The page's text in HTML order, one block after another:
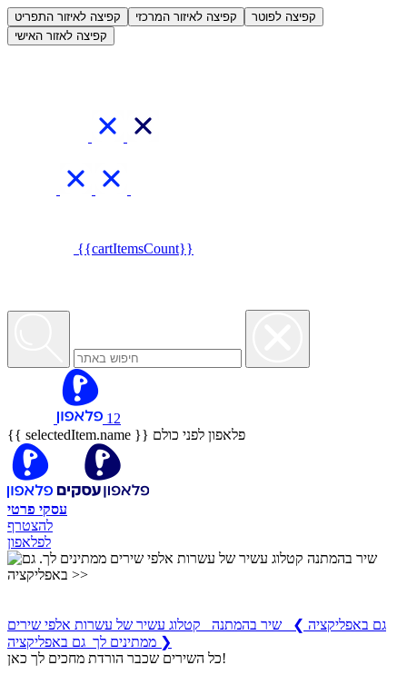
קפיצה לאיזור התפריט קפיצה לאיזור המרכזי
קפיצה לפוטר
קפיצה לאזור האישי
{{cartItemsCount}}
12
{{ selectedItem.name }} פלאפון לפני כולם
עסקי פרטי
להצטרף
לפלאפון
גם באפליקציה ❯
שיר בהמתנה קטלוג עשיר של עשרות אלפי שירים
ממתינים לך גם באפליקציה ❯
כל השירים שכבר הורדת מחכים לך כאן!